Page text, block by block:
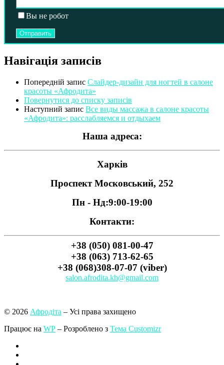
Вы не робот
Навігація записів
Попередній запис Слайдер-дизайн для ногтей в салоне
красоты «Афродита»
Повернутися до списку записів
Наступний запис Все виды массажа в салоне красоты
«Афродита»: расслабляемся и отдыхаем
Наша адреса:
Харків
Проспект Московський, 252
Пн - Нд:9:00-19:00
Контакти:
+38 (050) 081-00-47
+38 (063) 713-62-65
+38 (068)308-07-07 (viber)
salon.afrodita.kh@gmail.com
© 2026 Афродіта – Усі права захищено
Працює на WP – Розроблено з Тема Customizr